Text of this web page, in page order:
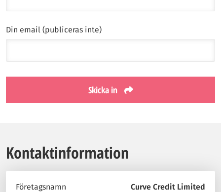
Din email (publiceras inte)
Skicka in
Kontaktinformation
Företagsnamn Curve Credit Limited